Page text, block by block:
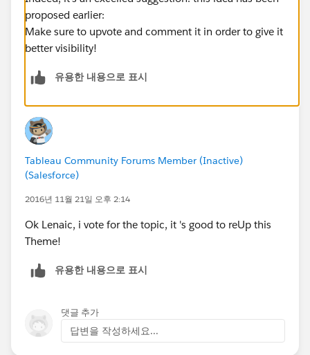
proposed earlier:
Make sure to upvote and comment it in order to give it
better visibility!
유용한 내용으로 표시
Tableau Community Forums Member (Inactive)
(Salesforce)
2016년 11월 21일 오후 2:14
Ok Lenaic, i vote for the topic, it 's good to reUp this
Theme!
유용한 내용으로 표시
댓글 추가
답변을 작성하세요...